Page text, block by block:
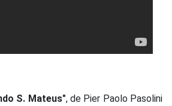
S. Mateus", de Pier Paolo Pasolini